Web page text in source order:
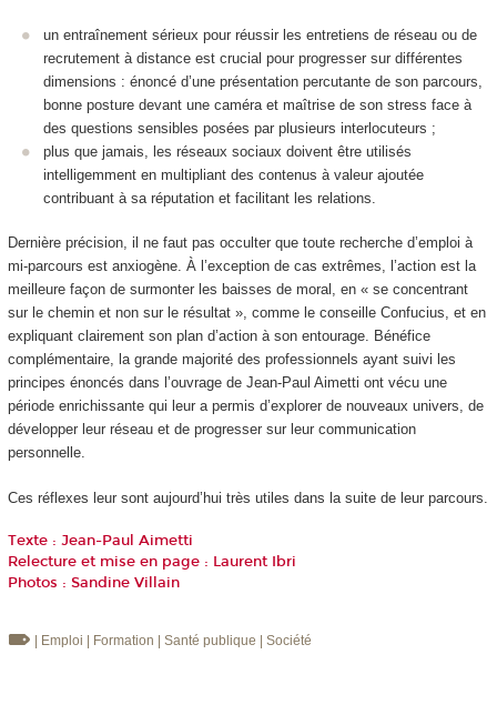
un entraînement sérieux pour réussir les entretiens de réseau ou de
recrutement à distance est crucial pour progresser sur différentes
dimensions : énoncé d’une présentation percutante de son parcours,
bonne posture devant une caméra et maîtrise de son stress face à
des questions sensibles posées par plusieurs interlocuteurs ;
plus que jamais, les réseaux sociaux doivent être utilisés
intelligemment en multipliant des contenus à valeur ajoutée
contribuant à sa réputation et facilitant les relations.
Dernière précision, il ne faut pas occulter que toute recherche d’emploi à
mi-parcours est anxiogène. À l’exception de cas extrêmes, l’action est la
meilleure façon de surmonter les baisses de moral, en « se concentrant
sur le chemin et non sur le résultat », comme le conseille Confucius, et en
expliquant clairement son plan d’action à son entourage. Bénéfice
complémentaire, la grande majorité des professionnels ayant suivi les
principes énoncés dans l’ouvrage de Jean-Paul Aimetti ont vécu une
période enrichissante qui leur a permis d’explorer de nouveaux univers, de
développer leur réseau et de progresser sur leur communication
personnelle.
Ces réflexes leur sont aujourd’hui très utiles dans la suite de leur parcours.
Texte : Jean-Paul Aimetti
Relecture et mise en page : Laurent Ibri
Photos : Sandine Villain
| Emploi | Formation | Santé publique | Société